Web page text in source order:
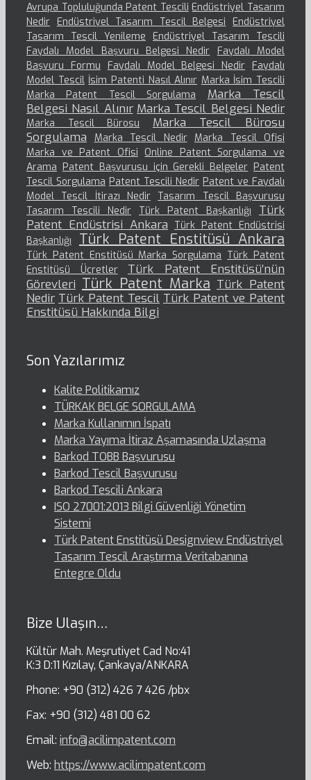
Avrupa Topluluğunda Patent Tescili Endüstriyel Tasarım
Nedir Endüstriyel Tasarım Tescil Belgesi
Endüstriyel
Tasarım Tescil Yenileme
Endüstriyel Tasarım Tescili
Faydalı Model Başvuru Belgesi Nedir
Faydalı Model
Başvuru Formu
Faydalı Model Belgesi Nedir Faydalı
Model Tescil İsim Patenti Nasıl Alınır Marka İsim Tescili
Marka Patent Tescil Sorgulama
Marka Tescil
Belgesi Nasıl Alınır Marka Tescil Belgesi Nedir
Marka Tescil Bürosu
Marka Tescil Bürosu
Sorgulama
Marka Tescil Nedir Marka Tescil Ofisi
Marka ve Patent Ofisi Online Patent Sorgulama ve
Arama Patent Başvurusu için Gerekli Belgeler Patent
Tescil Sorgulama Patent Tescili Nedir Patent ve Faydalı
Model Tescil İtirazı Nedir Tasarım Tescil Başvurusu
Tasarım Tescili Nedir
Türk Patent Başkanlığı
Türk
Patent Endüstrisi Ankara Türk Patent Endüstrisi
Başkanlığı
Türk Patent Enstitüsü Ankara
Türk Patent Enstitüsü Marka Sorgulama Türk Patent
Enstitüsü Ücretler
Türk Patent Enstitüsü’nün
Görevleri Türk Patent Marka Türk Patent
Nedir Türk Patent Tescil Türk Patent ve Patent
Enstitüsü Hakkında Bilgi
Son Yazılarımız
Kalite Politikamız
TÜRKAK BELGE SORGULAMA
Marka Kullanımın İspatı
Marka Yayıma İtiraz Aşamasında Uzlaşma
Barkod TOBB Başvurusu
Barkod Tescil Başvurusu
Barkod Tescili Ankara
ISO 27001:2013 Bilgi Güvenliği Yönetim
Sistemi
Türk Patent Enstitüsü Designview Endüstriyel
Tasarım Tescil Araştırma Veritabanına
Entegre Oldu
Bize Ulaşın…
Kültür Mah. Meşrutiyet Cad No:41
K:3 D:11 Kızılay, Çankaya/ANKARA
Phone: +90 (312) 426 7 426 /pbx
Fax: +90 (312) 481 00 62
Email: info@acilimpatent.com
Web: https://www.acilimpatent.com